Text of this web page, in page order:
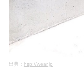
出典： http://wear.jp